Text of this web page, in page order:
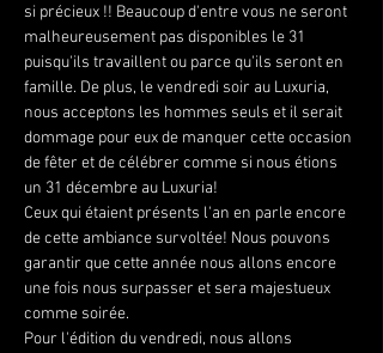
si précieux !! Beaucoup d'entre vous ne seront
malheureusement pas disponibles le 31
puisqu'ils travaillent ou parce qu'ils seront en
famille. De plus, le vendredi soir au Luxuria,
nous acceptons les hommes seuls et il serait
dommage pour eux de manquer cette occasion
de fêter et de célébrer comme si nous étions
un 31 décembre au Luxuria!
Ceux qui étaient présents l'an en parle encore
de cette ambiance survoltée! Nous pouvons
garantir que cette année nous allons encore
une fois nous surpasser et sera majestueux
comme soirée.
Pour l'édition du vendredi, nous allons